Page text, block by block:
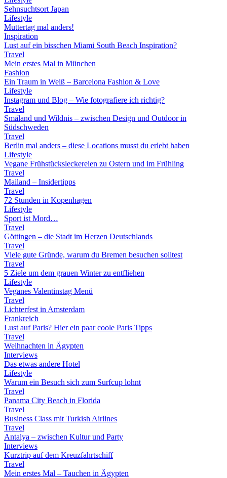
Sehnsuchtsort Japan
Lifestyle
Muttertag mal anders!
Inspiration
Lust auf ein bisschen Miami South Beach Inspiration?
Travel
Mein erstes Mal in München
Fashion
Ein Traum in Weiß – Barcelona Fashion & Love
Lifestyle
Instagram und Blog – Wie fotografiere ich richtig?
Travel
Småland und Wildnis – zwischen Design und Outdoor in
Südschweden
Travel
Berlin mal anders – diese Locations musst du erlebt haben
Lifestyle
Vegane Frühstücksleckereien zu Ostern und im Frühling
Travel
Mailand – Insidertipps
Travel
72 Stunden in Kopenhagen
Lifestyle
Sport ist Mord…
Travel
Göttingen – die Stadt im Herzen Deutschlands
Travel
Viele gute Gründe, warum du Bremen besuchen solltest
Travel
5 Ziele um dem grauen Winter zu entfliehen
Lifestyle
Veganes Valentinstag Menü
Travel
Lichterfest in Amsterdam
Frankreich
Lust auf Paris? Hier ein paar coole Paris Tipps
Travel
Weihnachten in Ägypten
Interviews
Das etwas andere Hotel
Lifestyle
Warum ein Besuch sich zum Surfcup lohnt
Travel
Panama City Beach in Florida
Travel
Business Class mit Turkish Airlines
Travel
Antalya – zwischen Kultur und Party
Interviews
Kurztrip auf dem Kreuzfahrtschiff
Travel
Mein erstes Mal – Tauchen in Ägypten